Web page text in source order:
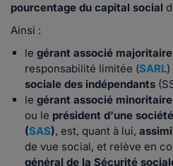
pourcentage du capital social
Ainsi :
le gérant associé majoritaire
responsabilité limitée (SARL
sociale des indépendants
le gérant associé
ou le président d'une
(SAS), est, quant à lui,
de vue social, et relève en
général de la Sécurité